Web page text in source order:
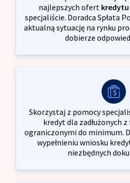
najlepszych ofert kredytu
specjaliście. Doradca Spłata
aktualną sytuację na rynku
dobierze
Skorzystaj z pomocy
kredyt dla zadłużonych
ograniczonymi do minimum.
wypełnieniu wniosku
niezbędnych